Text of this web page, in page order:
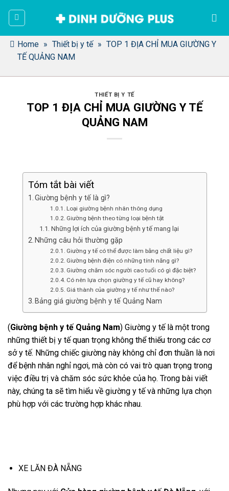
dung Home » Thiết bị y tế » TOP 1 ĐỊA CHỈ MUA GIƯỜNG Y
TẾ QUẢNG NAM
THIẾT BỊ Y TẾ
TOP 1 ĐỊA CHỈ MUA GIƯỜNG Y TẾ
QUẢNG NAM
Tóm tắt bài viết
Giường bệnh y tế là gì?
Loại giường bệnh nhân thông dụng
Giường bệnh theo từng loại bệnh tật
Những lợi ích của giường bệnh y tế mang lại
Những câu hỏi thường gặp
Giường y tế có thể được làm bằng chất liệu gì?
Giường bệnh điện có những tính năng gì?
Giường chăm sóc người cao tuổi có gì đặc biệt?
Có nên lựa chọn giường y tế cũ hay không?
Giá thành của giường y tế như thế nào?
Bảng giá giường bệnh y tế Quảng Nam
(Giường bệnh y tế Quảng Nam) Giường y tế là một trong
những thiết bị y tế quan trọng không thể thiếu trong các cơ
sở y tế. Những chiếc giường này không chỉ đơn thuần là nơi
để bệnh nhân nghỉ ngơi, mà còn có vai trò quan trọng trong
việc điều trị và chăm sóc sức khỏe của họ. Trong bài viết
này, chúng ta sẽ tìm hiểu về giường y tế và những lựa chọn
phù hợp với các trường hợp khác nhau.
XE LĂN ĐÀ NẴNG